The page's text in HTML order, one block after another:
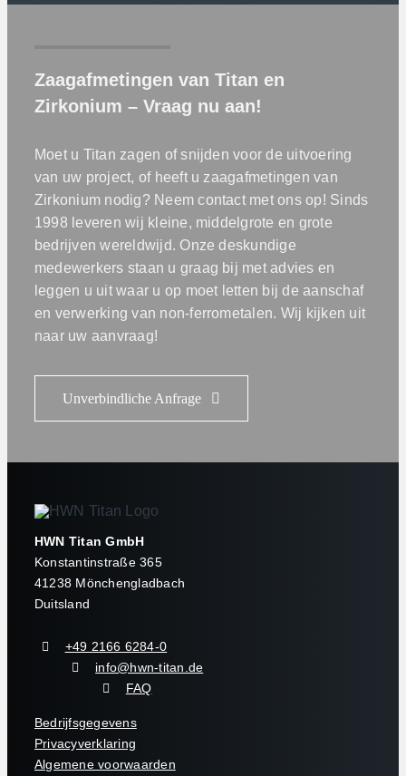
Zaagafmetingen van Titan en
Zirkonium – Vraag nu aan!
Moet u Titan zagen of snijden voor de uitvoering
van uw project, of heeft u zaagafmetingen van
Zirkonium nodig? Neem contact met ons op! Sinds
1998 leveren wij kleine, middelgrote en grote
bedrijven wereldwijd. Onze deskundige
medewerkers staan u graag bij met advies en
leggen u uit waar u op moet letten bij de aanschaf
en verwerking van non-ferrometalen. Wij kijken uit
naar uw aanvraag!
Unverbindliche Anfrage
HWN Titan GmbH
Konstantinstraße 365
41238 Mönchengladbach
Duitsland
+49 2166 6284-0
info@hwn-titan.de
FAQ
Bedrijfsgegevens
Privacyverklaring
Algemene voorwaarden